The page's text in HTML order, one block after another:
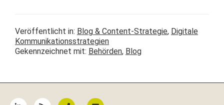
Veröffentlicht in: Blog & Content-Strategie, Digitale
Kommunikationsstrategien
Gekennzeichnet mit: Behörden, Blog